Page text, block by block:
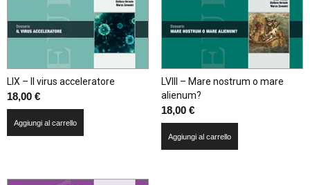
LIX – Il virus acceleratore
18,00 €
Aggiungi al carrello
LVIII – Mare nostrum o mare
alienum?
18,00 €
Aggiungi al carrello